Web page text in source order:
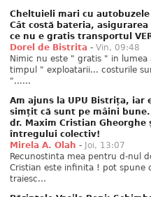
Cheltuieli mari cu
Cât costă bateria, asigurarea
ce nu e gratis transportul
Dorel de Bistrita - Vin, 09:48
Nimic nu este " gratis " in lumea
timpul " exploatarii... costurile
"......
Am ajuns la UPU Bistrița, iar
simțit că sunt pe mâini
dr. Maxim Cristian Gheorghe
întregului colectiv!
Mirela A. Olah - Joi, 13:07
Recunostinta mea pentru d-nul
Cristian este infinita ! pot spune
traiesc...